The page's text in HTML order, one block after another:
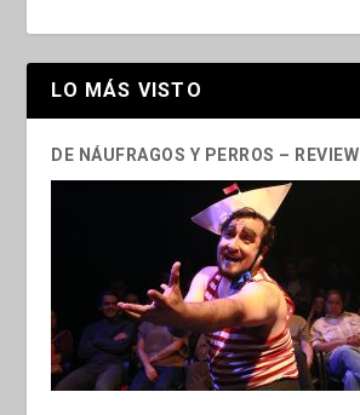
LO MÁS VISTO
DE NÁUFRAGOS Y PERROS – REVIEW